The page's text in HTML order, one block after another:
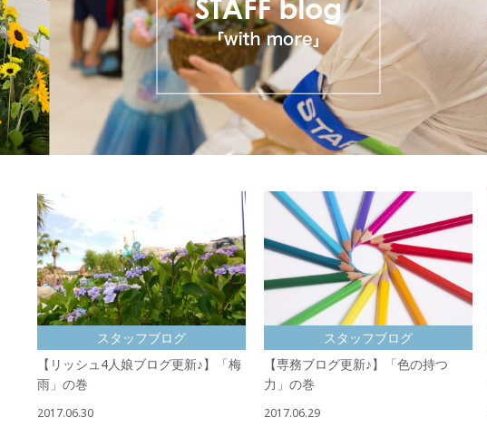
スタッフブログ
【リッシュ4人娘ブログ更新♪】「梅
雨」の巻
2017.06.30
スタッフブログ
【専務ブログ更新♪】「色の持つ
力」の巻
2017.06.29